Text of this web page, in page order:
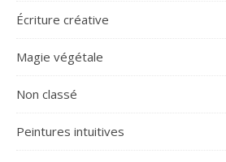
Écriture créative
Magie végétale
Non classé
Peintures intuitives